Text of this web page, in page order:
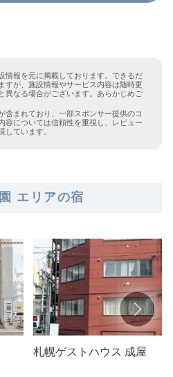
情報を元に掲載しております。できるだ
すが、施設情報やサービス内容は随時更
異なる場合がございます。あらかじめご
含まれており、一部スポンサー提供のコ
容については信頼性を重視し、レビュー
しています。
エリアの宿
札幌ゲストハウス 成屋